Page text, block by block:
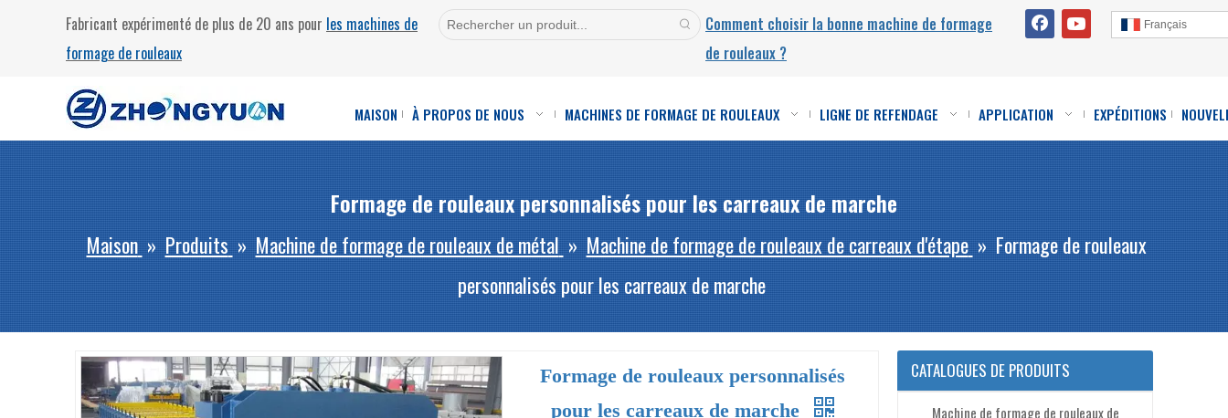
Fabricant expérimenté de plus de 20 ans pour les machines de
formage de rouleaux
Comment choisir la bonne machine de formage
de rouleaux ?
Français
MAISON À PROPOS DE NOUS MACHINES DE FORMAGE DE ROULEAUX LIGNE DE REFENDAGE APPLICATION EXPÉDITIONS
Formage de rouleaux personnalisés pour les carreaux de marche
Maison » Produits » Machine de formage de rouleaux de métal » Machine de formage de rouleaux de carreaux d'étape » Formage de rouleaux
personnalisés pour les carreaux de marche
Formage de rouleaux personnalisés
pour les carreaux de marche
CATALOGUES DE PRODUITS
Machine de formage de rouleaux de